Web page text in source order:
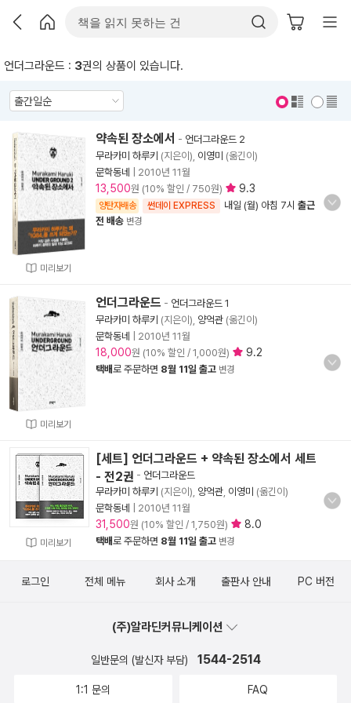
언더그라운드 : 3권의 상품이 있습니다.
미리보기
약속된 장소에서 - 언더그라운드 2
무라카미 하루키 (지은이), 이영미 (옮긴이)
문학동네
2010년 11월
13,500원 (10% 할인 / 750원) 9.3
양탄자배송 썬데이 EXPRESS 내일 (월) 아침 7시 출근
전 배송 변경
미리보기
언더그라운드 - 언더그라운드 1
무라카미 하루키 (지은이), 양억관 (옮긴이)
문학동네
2010년 11월
18,000원 (10% 할인 / 1,000원) 9.2
택배로 주문하면 8월 11일 출고 변경
미리보기
[세트] 언더그라운드 + 약속된 장소에서 세트
- 전2권 - 언더그라운드
무라카미 하루키 (지은이), 양억관 이영미 (옮긴이)
문학동네
2010년 11월
31,500원 (10% 할인 / 1,750원) 8.0
택배로 주문하면 8월 11일 출고 변경
로그인 전체 메뉴 회사 소개 출판사 안내 PC 버전
(주)알라딘커뮤니케이션
일반문의 (발신자 부담) 1544-2514
1:1 문의 FAQ